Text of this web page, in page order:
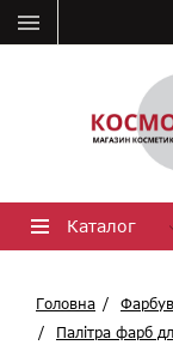
Каталог
Головна
Палітра фарб